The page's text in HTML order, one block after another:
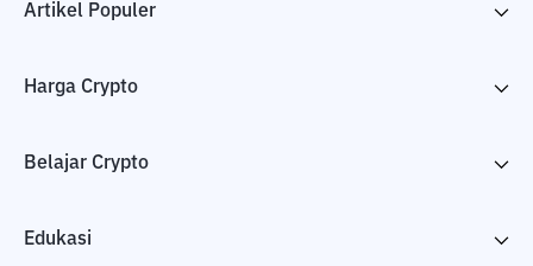
Artikel Populer
Harga Crypto
Belajar Crypto
Edukasi